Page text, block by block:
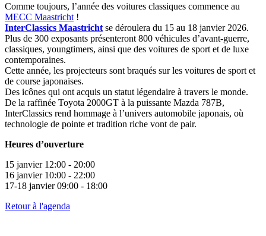
Comme toujours, l’année des voitures classiques commence au
MECC Maastricht !
InterClassics Maastricht se déroulera du 15 au 18 janvier 2026.
Plus de 300 exposants présenteront 800 véhicules d’avant-guerre,
classiques, youngtimers, ainsi que des voitures de sport et de luxe
contemporaines.
Cette année, les projecteurs sont braqués sur les voitures de sport et
de course japonaises.
Des icônes qui ont acquis un statut légendaire à travers le monde.
De la raffinée Toyota 2000GT à la puissante Mazda 787B,
InterClassics rend hommage à l’univers automobile japonais, où
technologie de pointe et tradition riche vont de pair.
Heures d’ouverture
15 janvier 12:00 - 20:00
16 janvier 10:00 - 22:00
17-18 janvier 09:00 - 18:00
Retour à l'agenda